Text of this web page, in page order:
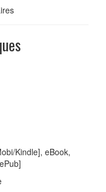
Kindle], eBook,